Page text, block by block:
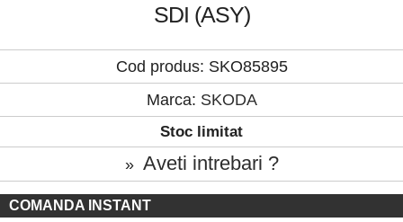
SDI (ASY)
Cod produs: SKO85895
Marca: SKODA
Stoc limitat
» Aveti intrebari ?
COMANDA INSTANT